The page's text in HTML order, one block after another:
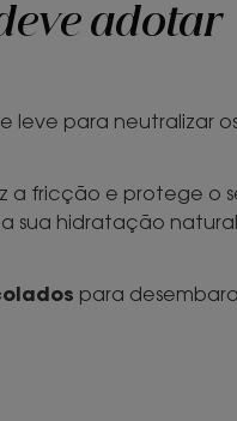
adotar
leve para neutralizar
a fricção e protege o
sua hidratação
para